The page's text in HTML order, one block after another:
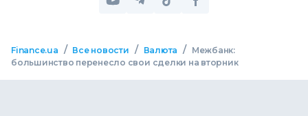
Finance.ua / Все новости / Валюта /
Межбанк:
большинство перенесло свои сделки на вторник